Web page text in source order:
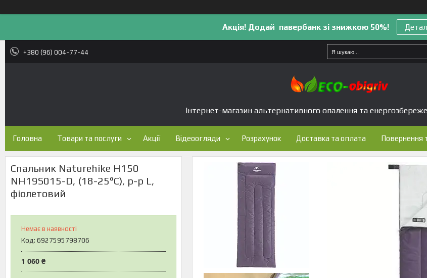
Акція! Додай павербанк зі знижкою 50%!
+380 (96) 004-77-44
Інтернет-магазин альтернативного опалення та
Головна Товари та послуги Акції Відеоогляди Розрахунок Доставка та оплата Повернення
Спальник Naturehike H150
NH19S015-D, (18-25°C), p-р L,
фіолетовий
Немає в наявності
Код: 6927595798706
1 060 ₴